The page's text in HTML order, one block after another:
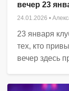
вечер 23
24.01.2026 •
23 января
тех, кто
вечер здесь